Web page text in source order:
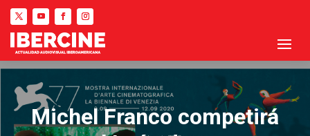
Michel Franco competirá